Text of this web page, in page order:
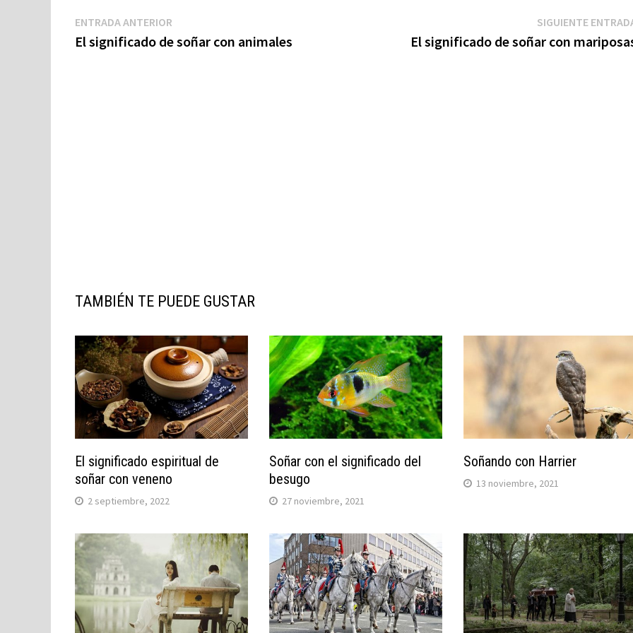
Navegación
de
ENTRADA ANTERIOR
anterior:
El significado de soñar con animales
SIGUIENTE
El significado de soñar con
TAMBIÉN TE PUEDE GUSTAR
El significado espiritual de
soñar con veneno
2 septiembre, 2022
Soñar con el significado del
besugo
27 noviembre, 2021
Soñando con Harrier
13 noviembre, 2021